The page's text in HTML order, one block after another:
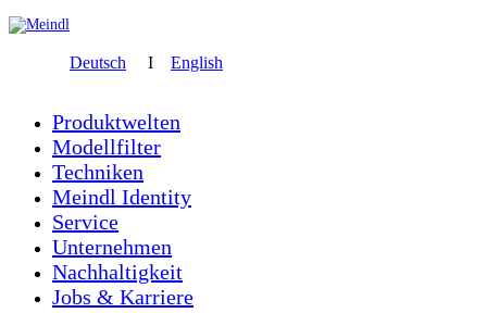
Deutsch I English
Produktwelten
Modellfilter
Techniken
Meindl Identity
Service
Unternehmen
Nachhaltigkeit
Jobs & Karriere